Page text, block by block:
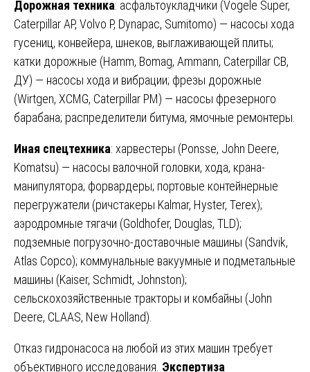
Дорожная техника: асфальтоукладчики (Vogele Super,
Caterpillar AP, Volvo P, Dynapac, Sumitomo) — насосы хода
гусениц, конвейера, шнеков, выглаживающей плиты;
катки дорожные (Hamm, Bomag, Ammann, Caterpillar CB,
ДУ) — насосы хода и вибрации; фрезы дорожные
(Wirtgen, XCMG, Caterpillar PM) — насосы фрезерного
барабана; распределители битума, ямочные ремонтеры.
Иная спецтехника: харвестеры (Ponsse, John Deere,
Komatsu) — насосы валочной головки, хода, крана-
манипулятора; форвардеры; портовые контейнерные
перегружатели (ричстакеры Kalmar, Hyster, Terex);
аэродромные тягачи (Goldhofer, Douglas, TLD);
подземные погрузочно-доставочные машины (Sandvik,
Atlas Copco); коммунальные вакуумные и подметальные
машины (Kaiser, Schmidt, Johnston);
сельскохозяйственные тракторы и комбайны (John
Deere, CLAAS, New Holland).
Отказ гидронасоса на любой из этих машин требует
объективного исследования. Экспертиза